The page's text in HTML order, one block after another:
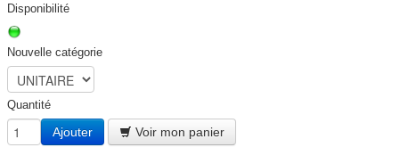
Disponibilité
Nouvelle catégorie
Quantité
Ajouter Voir mon panier